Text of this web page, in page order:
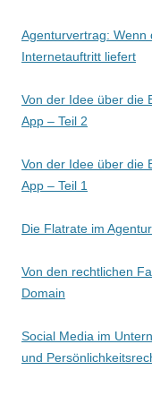
Agenturvertrag: Wenn
Internetauftritt liefert
Von der Idee über die
App – Teil 2
Von der Idee über die
App – Teil 1
Die Flatrate im
Von den rechtlichen
Domain
Social Media im
und